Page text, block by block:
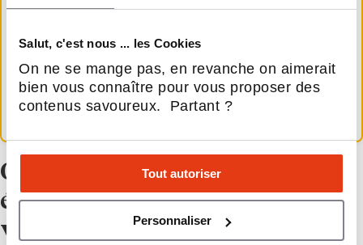
Salut, c'est nous ... les Cookies
On ne se mange pas, en revanche on aimerait
bien vous connaître pour vous proposer des
contenus savoureux. Partant ?
Tout autoriser
Personnaliser
corporatifs et ses structures de soutien partout
donc pas cet avantage au titre de la convention
de franchise, mais les équipes en magasin, elles,
peuvent y être admissibles.
Onze magasins au Québec, des
équipes potentiellement
visées